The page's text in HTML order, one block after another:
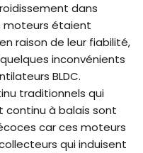
dans
moteurs étaient
raison de leur fiabilité,
inconvénients
BLDC.
traditionnels qui
continu à balais sont
car ces moteurs
qui induisent